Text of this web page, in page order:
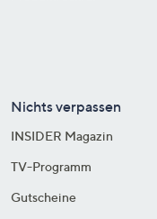
Nichts verpassen
INSIDER Magazin
TV-Programm
Gutscheine